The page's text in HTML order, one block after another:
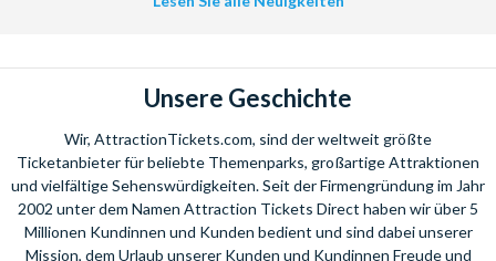
Unsere Geschichte
Wir, AttractionTickets.com, sind der weltweit größte
Ticketanbieter für beliebte Themenparks, großartige Attraktionen
und vielfältige Sehenswürdigkeiten. Seit der Firmengründung im Jahr
2002 unter dem Namen Attraction Tickets Direct haben wir über 5
Millionen Kundinnen und Kunden bedient und sind dabei unserer
Mission, dem Urlaub unserer Kunden und Kundinnen Freude und